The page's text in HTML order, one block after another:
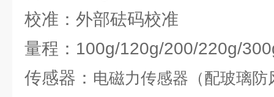
校准：外部砝码校准
量程：100g/120g/200/220g/
传感器： 电磁力传感器（配玻璃防